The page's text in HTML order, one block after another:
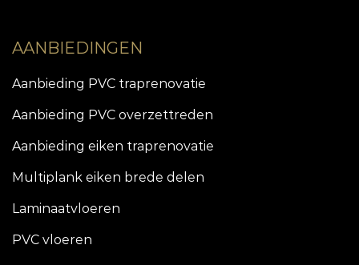
AANBIEDINGEN
Aanbieding PVC traprenovatie
Aanbieding PVC overzettreden
Aanbieding eiken traprenovatie
Multiplank eiken brede delen
Laminaatvloeren
PVC vloeren